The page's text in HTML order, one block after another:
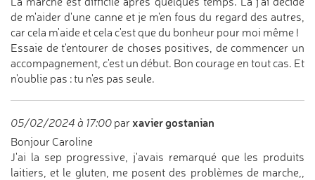
de m'aider d'une canne et je m'en fous du regard des autres,
car cela m'aide et cela c'est que du bonheur pour moi même !
Essaie de t'entourer de choses positives, de commencer un
accompagnement, c'est un début. Bon courage en tout cas. Et
n'oublie pas : tu n'es pas seule.
05/02/2024 à 17:00 par xavier gostanian
Bonjour Caroline
J'ai la sep progressive, j'avais remarqué que les produits
laitiers, et le gluten, me posent des problèmes de marche,,